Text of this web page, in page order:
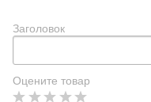
Заголовок
Оцените товар